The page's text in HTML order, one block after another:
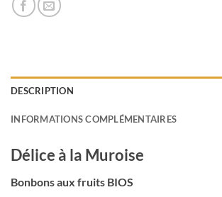
DESCRIPTION
INFORMATIONS COMPLÉMENTAIRES
Délice à la Muroise
Bonbons aux fruits BIOS